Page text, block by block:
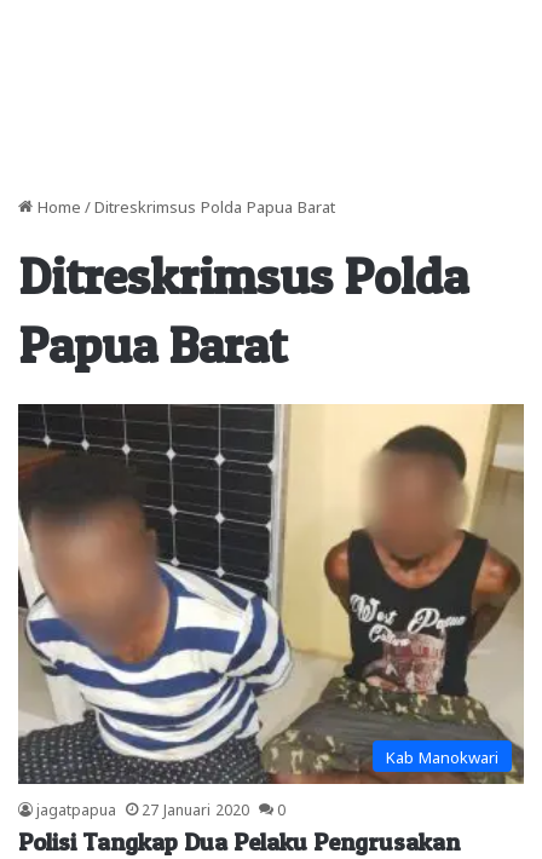
Home / Ditreskrimsus Polda Papua Barat
Ditreskrimsus Polda
Papua Barat
Kab Manokwari
jagatpapua 27 Januari 2020 0
Polisi Tangkap Dua Pelaku Pengrusakan